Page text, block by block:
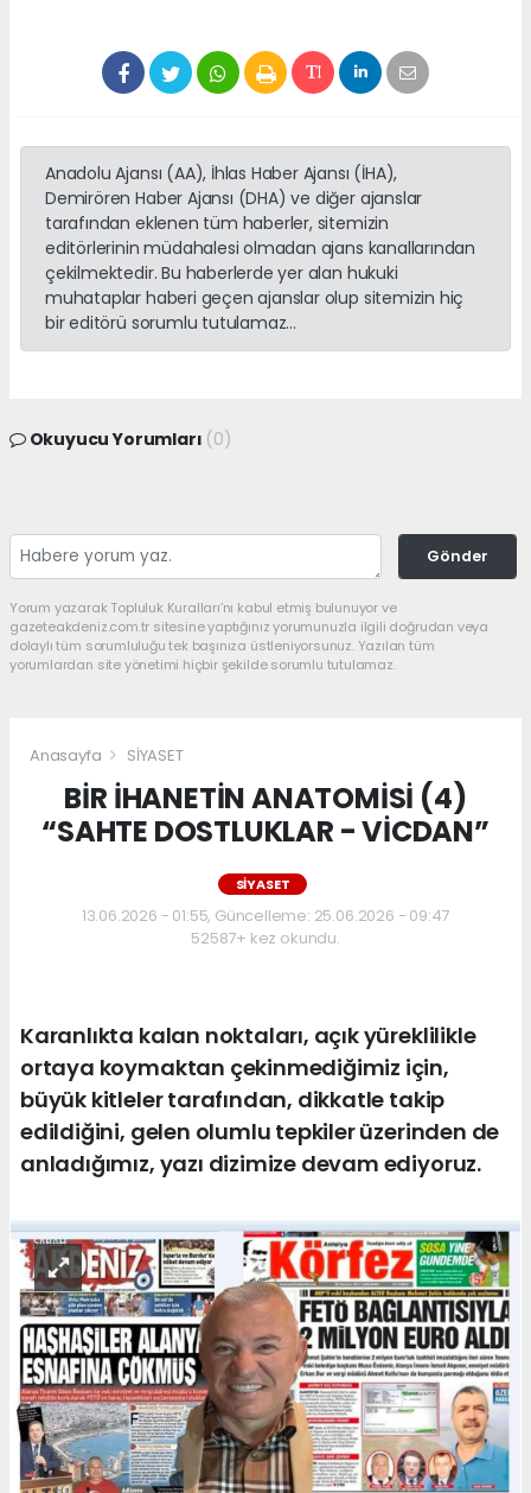
Anadolu Ajansı (AA), İhlas Haber Ajansı (İHA),
Demirören Haber Ajansı (DHA) ve diğer ajanslar
tarafından eklenen tüm haberler, sitemizin
editörlerinin müdahalesi olmadan ajans kanallarından
çekilmektedir. Bu haberlerde yer alan hukuki
muhataplar haberi geçen ajanslar olup sitemizin hiç
bir editörü sorumlu tutulamaz...
Okuyucu Yorumları (0)
Gönder
Yorum yazarak Topluluk Kuralları’nı kabul etmiş bulunuyor ve
gazeteakdeniz.com.tr sitesine yaptığınız yorumunuzla ilgili doğrudan veya
dolaylı tüm sorumluluğu tek başınıza üstleniyorsunuz. Yazılan tüm
yorumlardan site yönetimi hiçbir şekilde sorumlu tutulamaz.
Anasayfa SİYASET
BİR İHANETİN ANATOMİSİ (4)
“SAHTE DOSTLUKLAR - VİCDAN”
SİYASET
13.06.2026 - 01:55, Güncelleme: 25.06.2026 - 09:47
52587+ kez okundu.
Karanlıkta kalan noktaları, açık yüreklilikle
ortaya koymaktan çekinmediğimiz için,
büyük kitleler tarafından, dikkatle takip
edildiğini, gelen olumlu tepkiler üzerinden de
anladığımız, yazı dizimize devam ediyoruz.